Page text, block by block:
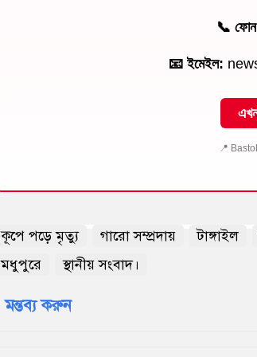
📞
📧 ইমেইল:
📍
কূপে পড়ে মৃত্যু গারো সম্প্রদায় টাঙ্গাইল
মধুপুরে
স্থানীয় সংবাদ।
মন্তব্য করুন